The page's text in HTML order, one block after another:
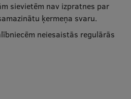
sievietēm nav izpratnes par
ķermeņa svaru.
neiesaistās regulārās